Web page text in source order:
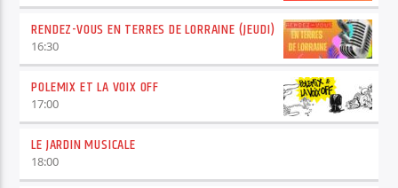
RENDEZ-VOUS EN TERRES DE LORRAINE (JEUDI)
16:30
POLEMIX ET LA VOIX OFF
17:00
LE JARDIN MUSICALE
18:00